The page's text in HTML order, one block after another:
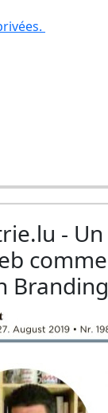
- Un
comme
Branding